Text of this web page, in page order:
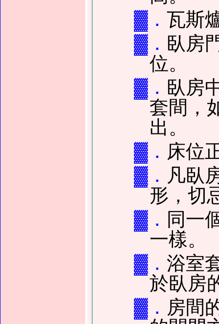
▓． 瓦斯
▓． 臥房
位。
▓． 臥房
套間，
出。
▓． 床位
▓． 凡臥
形，切
▓． 同一
一樣。
▓． 浴室
於臥房
▓． 房間